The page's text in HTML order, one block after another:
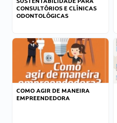
CONSULTÓRIOS E CLÍNICAS
ODONTOLÓGICAS
COMO AGIR DE MANEIRA
EMPREENDEDORA